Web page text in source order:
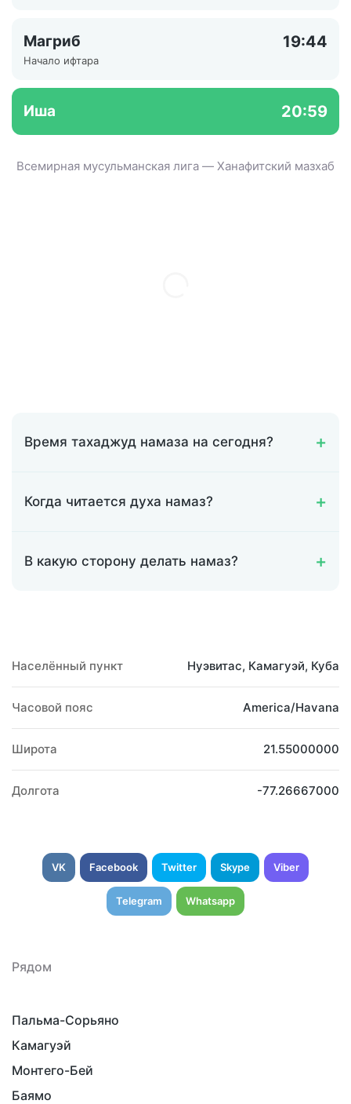
Магриб 19:44
Начало ифтара
Иша 20:59
Всемирная мусульманская лига — Ханафитский мазхаб
Время тахаджуд намаза на сегодня?
Когда читается духа намаз?
В какую сторону делать намаз?
Населённый пункт Нуэвитас, Камагуэй, Куба
Часовой пояс America/Havana
Широта 21.55000000
Долгота -77.26667000
VK Facebook Twitter Skype Viber
Telegram Whatsapp
Рядом
Пальма-Сорьяно
Камагуэй
Монтего-Бей
Баямо